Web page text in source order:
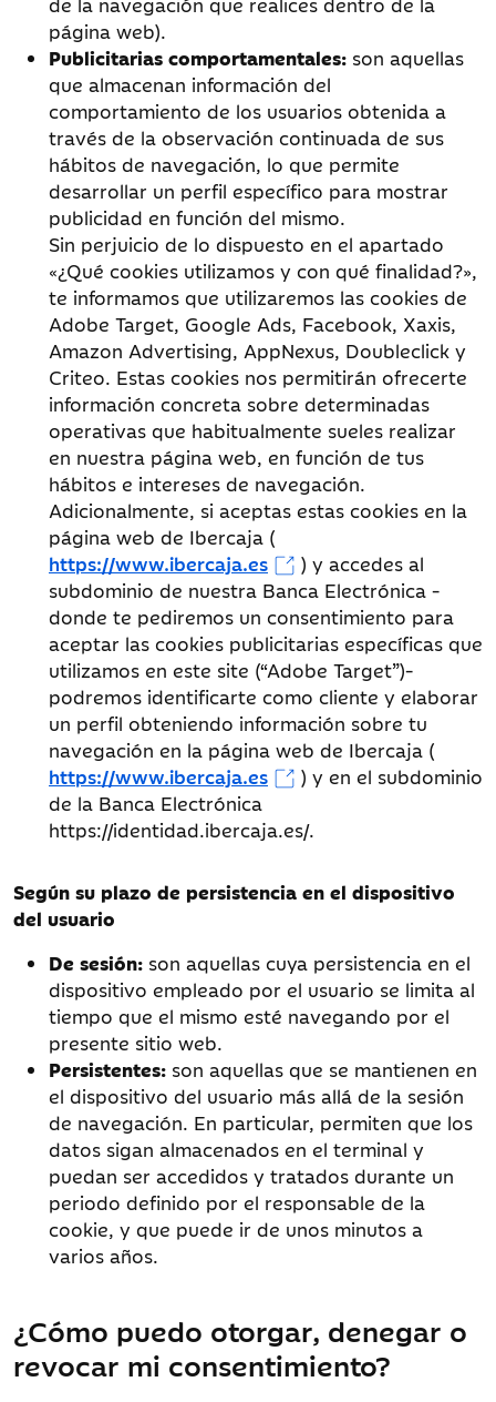
página web).
Publicitarias comportamentales: son aquellas
que almacenan información del
comportamiento de los usuarios obtenida a
través de la observación continuada de sus
hábitos de navegación, lo que permite
desarrollar un perfil específico para mostrar
publicidad en función del mismo.
Sin perjuicio de lo dispuesto en el apartado
«¿Qué cookies utilizamos y con qué finalidad?»,
te informamos que utilizaremos las cookies de
Adobe Target, Google Ads, Facebook, Xaxis,
Amazon Advertising, AppNexus, Doubleclick y
Criteo. Estas cookies nos permitirán ofrecerte
información concreta sobre determinadas
operativas que habitualmente sueles realizar
en nuestra página web, en función de tus
hábitos e intereses de navegación.
Adicionalmente, si aceptas estas cookies en la
página web de Ibercaja (
https://www.ibercaja.es
) y accedes al
subdominio de nuestra Banca Electrónica -
donde te pediremos un consentimiento para
aceptar las cookies publicitarias específicas que
utilizamos en este site (“Adobe Target”)-
podremos identificarte como cliente y elaborar
un perfil obteniendo información sobre tu
navegación en la página web de Ibercaja (
https://www.ibercaja.es
) y en el subdominio
de la Banca Electrónica
https://identidad.ibercaja.es/.
Según su plazo de persistencia en el dispositivo
del usuario
De sesión: son aquellas cuya persistencia en el
dispositivo empleado por el usuario se limita al
tiempo que el mismo esté navegando por el
presente sitio web.
Persistentes: son aquellas que se mantienen en
el dispositivo del usuario más allá de la sesión
de navegación. En particular, permiten que los
datos sigan almacenados en el terminal y
puedan ser accedidos y tratados durante un
periodo definido por el responsable de la
cookie, y que puede ir de unos minutos a
varios años.
¿Cómo puedo otorgar, denegar o
revocar mi consentimiento?